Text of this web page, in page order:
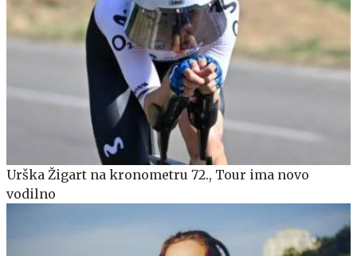
Urška Žigart na kronometru 72., Tour ima novo
vodilno